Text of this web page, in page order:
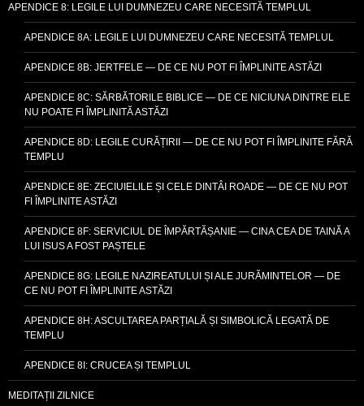
APENDICE 8: LEGILE LUI DUMNEZEU CARE NECESITĂ TEMPLUL
APENDICE 8A: LEGILE LUI DUMNEZEU CARE NECESITĂ TEMPLUL
APENDICE 8B: JERTFELE — DE CE NU POT FI ÎMPLINITE ASTĂZI
APENDICE 8C: SĂRBĂTORILE BIBLICE — DE CE NICIUNA DINTRE ELE
NU POATE FI ÎMPLINITĂ ASTĂZI
APENDICE 8D: LEGILE CURĂȚIRII — DE CE NU POT FI ÎMPLINITE FĂRĂ
TEMPLU
APENDICE 8E: ZECIUIELILE ȘI CELE DINTÂI ROADE — DE CE NU POT
FI ÎMPLINITE ASTĂZI
APENDICE 8F: SERVICIUL DE ÎMPĂRTĂȘANIE — CINA CEA DE TAINĂ A
LUI ISUS A FOST PAȘTELE
APENDICE 8G: LEGILE NAZIREATULUI ȘI ALE JURĂMINTELOR — DE
CE NU POT FI ÎMPLINITE ASTĂZI
APENDICE 8H: ASCULTAREA PARȚIALĂ ȘI SIMBOLICĂ LEGATĂ DE
TEMPLU
APENDICE 8I: CRUCEA ȘI TEMPLUL
MEDITAȚII ZILNICE